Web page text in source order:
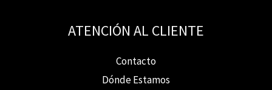
ATENCIÓN AL CLIENTE
Contacto
Dónde Estamos